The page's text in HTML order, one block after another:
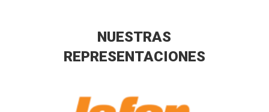
NUESTRAS
REPRESENTACIONES